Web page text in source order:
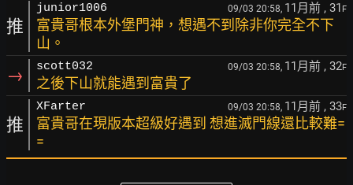
推
junior1006 09/03 20:58, 11月前 , 31 F
富貴哥根本外堡門神，想遇不到除非你完全不下
山。
→ scott032 09/03 20:58, 11月前 , 32F
之後下山就能遇到富貴了
推
XFarter 09/03 20:58, 11月前 , 33F
富貴哥在現版本超級好遇到 想進滅門線還比較難=
=